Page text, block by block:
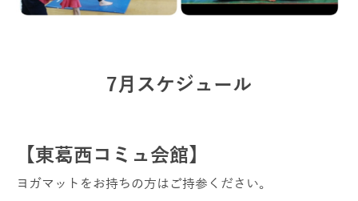
7月スケジュール
【東葛西コミュ会館】
ヨガマットをお持ちの方はご持参ください。